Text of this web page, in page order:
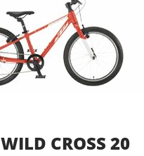
CROSS 20